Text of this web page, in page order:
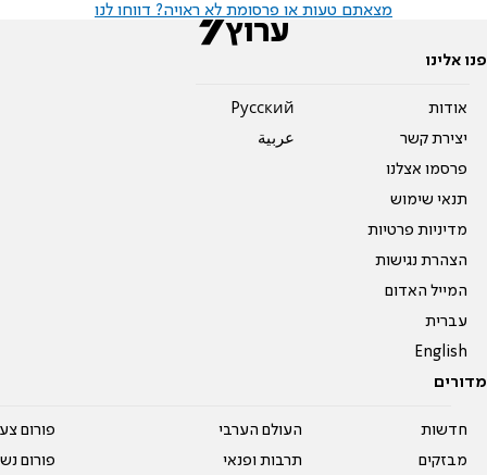
מצאתם טעות או פרסומת לא ראויה? דווחו לנו
פנו אלינו
אודות
יצירת קשר
פרסמו אצלנו
תנאי שימוש
מדיניות פרטיות
הצהרת נגישות
המייל האדום
עברית
English
Pусский
عربية
מדורים
חדשות
מבזקים
העולם הערבי
תרבות ופנאי
פורום
פורום